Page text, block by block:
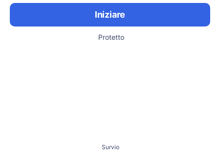
Iniziare
Protetto
Survio